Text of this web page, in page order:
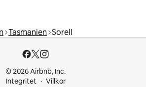
Tasmanien Sorell
© 2026 Airbnb, Inc.
Integritet
Villkor